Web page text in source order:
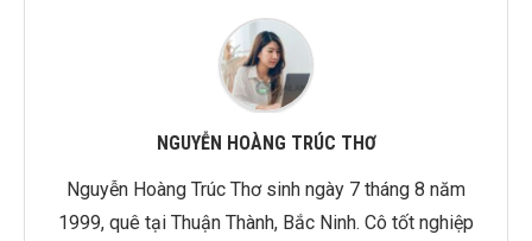
NGUYỄN HOÀNG TRÚC THƠ
Nguyễn Hoàng Trúc Thơ sinh ngày 7 tháng 8 năm
1999, quê tại Thuận Thành, Bắc Ninh. Cô tốt nghiệp